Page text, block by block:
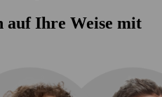
auf Ihre Weise mit